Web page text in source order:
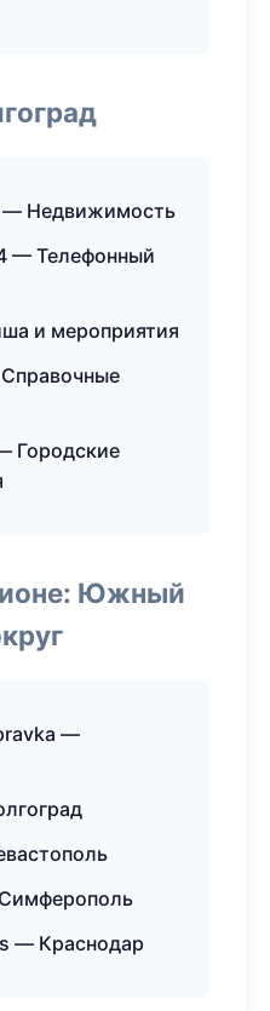
— Недвижимость
— Телефонный
и мероприятия
Городские
Южный
—
— Краснодар